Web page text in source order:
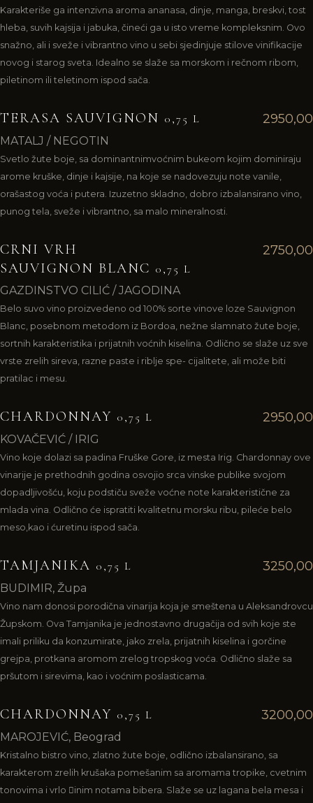
Karakteriše ga intenzivna aroma ananasa, dinje, manga, breskvi, tost
hleba, suvih kajsija i jabuka, čineći ga u isto vreme kompleksnim. Ovo
snažno, ali i sveže i vibrantno vino u sebi sjedinjuje stilove vinifikacije
novog i starog sveta. Idealno se slaže sa morskom i rečnom ribom,
piletinom ili teletinom ispod sača.
TERASA SAUVIGNON 0,75 L 2950,00
MATALJ / NEGOTIN
Svetlo žute boje, sa dominantnimvoćnim bukeom kojim dominiraju
arome kruške, dinje i kajsije, na koje se nadovezuju note vanile,
orašastog voća i putera. Izuzetno skladno, dobro izbalansirano vino,
punog tela, sveže i vibrantno, sa malo mineralnosti.
CRNI VRH
SAUVIGNON BLANC 0,75 L
2750,00
GAZDINSTVO CILIĆ / JAGODINA
Belo suvo vino proizvedeno od 100% sorte vinove loze Sauvignon
Blanc, posebnom metodom iz Bordoa, nežne slamnato žute boje,
sortnih karakteristika i prijatnih voćnih kiselina. Odlično se slaže uz sve
vrste zrelih sireva, razne paste i riblje spe- cijalitete, ali može biti
pratilac i mesu.
CHARDONNAY 0,75 L 2950,00
KOVAČEVIĆ / IRIG
Vino koje dolazi sa padina Fruške Gore, iz mesta Irig. Chardonnay ove
vinarije je prethodnih godina osvojio srca vinske publike svojom
dopadljivošću, koju podstiču sveže voćne note karakteristične za
mlada vina. Odlično će ispratiti kvalitetnu morsku ribu, pileće belo
meso,kao i ćuretinu ispod sača.
TAMJANIKA 0,75 L 3250,00
BUDIMIR, Župa
Vino nam donosi porodična vinarija koja je smeštena u Aleksandrovcu
Župskom. Ova Tamjanika je jednostavno drugačija od svih koje ste
imali priliku da konzumirate, jako zrela, prijatnih kiselina i gorčine
grejpa, protkana aromom zrelog tropskog voća. Odlično slaže sa
pršutom i sirevima, kao i voćnim poslasticama.
CHARDONNAY 0,75 L 3200,00
MAROJEVIĆ, Beograd
Kristalno bistro vino, zlatno žute boje, odlično izbalansirano, sa
karakterom zrelih krušaka pomešanim sa aromama tropike, cvetnim
tonovima i vrlo 􀏔inim notama bibera. Slaže se uz lagana bela mesa i